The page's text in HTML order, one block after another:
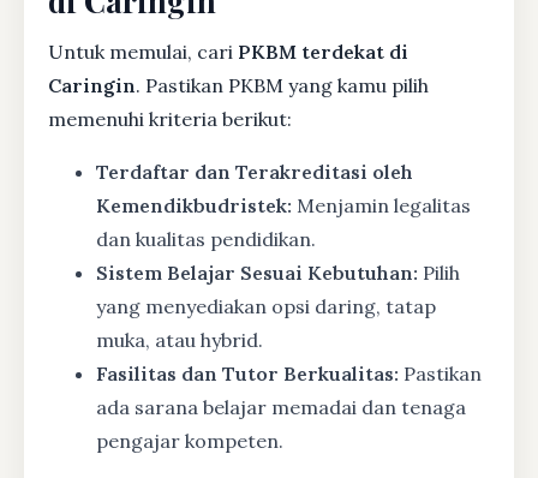
Untuk memulai, cari PKBM terdekat di
Caringin. Pastikan PKBM yang kamu pilih
memenuhi kriteria berikut:
Terdaftar dan Terakreditasi oleh
Kemendikbudristek: Menjamin legalitas
dan kualitas pendidikan.
Sistem Belajar Sesuai Kebutuhan: Pilih
yang menyediakan opsi daring, tatap
muka, atau hybrid.
Fasilitas dan Tutor Berkualitas: Pastikan
ada sarana belajar memadai dan tenaga
pengajar kompeten.